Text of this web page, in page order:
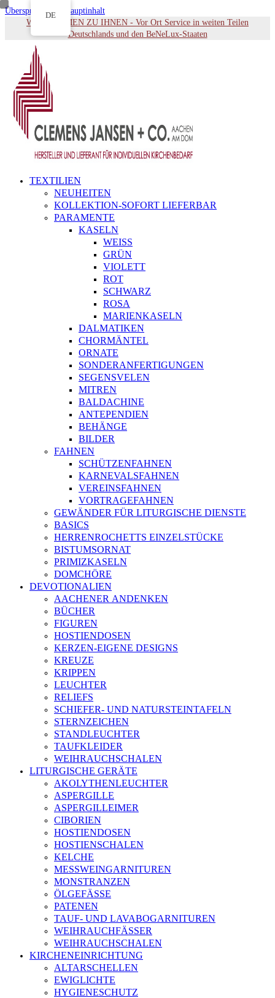
Überspringen zu Hauptinhalt
WIR KOMMEN ZU IHNEN - Vor Ort Service in weiten Teilen
Deutschlands und den BeNeLux-Staaten
TEXTILIEN
NEUHEITEN
KOLLEKTION-SOFORT LIEFERBAR
PARAMENTE
KASELN
WEISS
GRÜN
VIOLETT
ROT
SCHWARZ
ROSA
MARIENKASELN
DALMATIKEN
CHORMÄNTEL
ORNATE
SONDERANFERTIGUNGEN
SEGENSVELEN
MITREN
BALDACHINE
ANTEPENDIEN
BEHÄNGE
BILDER
FAHNEN
SCHÜTZENFAHNEN
KARNEVALSFAHNEN
VEREINSFAHNEN
VORTRAGEFAHNEN
GEWÄNDER FÜR LITURGISCHE DIENSTE
BASICS
HERRENROCHETTS EINZELSTÜCKE
BISTUMSORNAT
PRIMIZKASELN
DOMCHÖRE
DEVOTIONALIEN
AACHENER ANDENKEN
BÜCHER
FIGUREN
HOSTIENDOSEN
KERZEN-EIGENE DESIGNS
KREUZE
KRIPPEN
LEUCHTER
RELIEFS
SCHIEFER- UND NATURSTEINTAFELN
STERNZEICHEN
STANDLEUCHTER
TAUFKLEIDER
WEIHRAUCHSCHALEN
LITURGISCHE GERÄTE
AKOLYTHENLEUCHTER
ASPERGILLE
ASPERGILLEIMER
CIBORIEN
HOSTIENDOSEN
HOSTIENSCHALEN
KELCHE
MESSWEINGARNITUREN
MONSTRANZEN
ÖLGEFÄSSE
PATENEN
TAUF- UND LAVABOGARNITUREN
WEIHRAUCHFÄSSER
WEIHRAUCHSCHALEN
KIRCHENEINRICHTUNG
ALTARSCHELLEN
EWIGLICHTE
HYGIENESCHUTZ
DE